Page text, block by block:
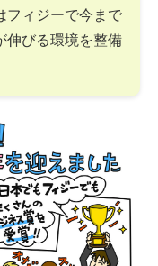
フィジーで今まで
伸びる環境を整備